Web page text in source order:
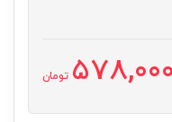
578,000 تومان